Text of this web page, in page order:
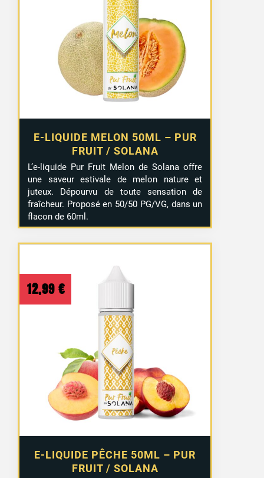
E-LIQUIDE MELON 50ML – PUR
FRUIT / SOLANA
L’e-liquide Pur Fruit Melon de Solana offre
une saveur estivale de melon nature et
juteux. Dépourvu de toute sensation de
fraîcheur. Proposé en 50/50 PG/VG, dans un
flacon de 60ml.
E-LIQUIDE PÊCHE 50ML – PUR
FRUIT / SOLANA
12,99 €